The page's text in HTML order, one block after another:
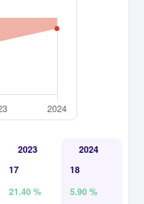
2023
2024
17
18
21.40 %
5.90 %